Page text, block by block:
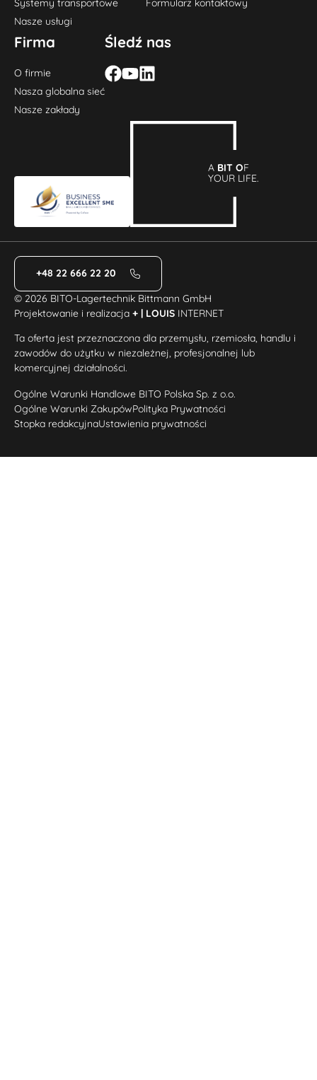
Nasze usługi
Firma
O firmie
Nasza globalna sieć
Nasze zakłady
Śledź nas
A BIT OF
YOUR LIFE.
+48 22 666 22 20
© 2026 BITO-Lagertechnik Bittmann GmbH
Projektowanie i realizacja+ | LOUIS INTERNET
Ta oferta jest przeznaczona dla przemysłu, rzemiosła, handlu i
zawodów do użytku w niezależnej, profesjonalnej lub
komercyjnej działalności.
Ogólne Warunki Handlowe BITO Polska Sp. z o.o.
Ogólne Warunki ZakupówPolityka Prywatności
Stopka redakcyjnaUstawienia prywatności